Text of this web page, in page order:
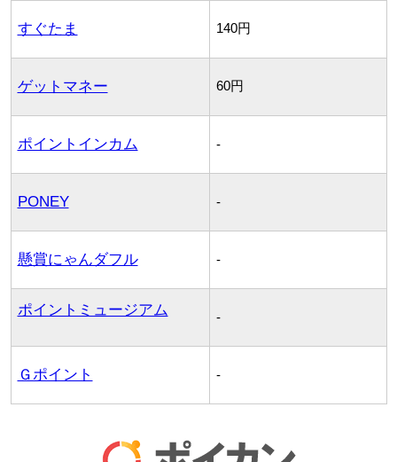
すぐたま 140円
ゲットマネー 60円
ポイントインカム -
PONEY -
懸賞にゃんダフル -
ポイントミュージアム -
Ｇポイント -